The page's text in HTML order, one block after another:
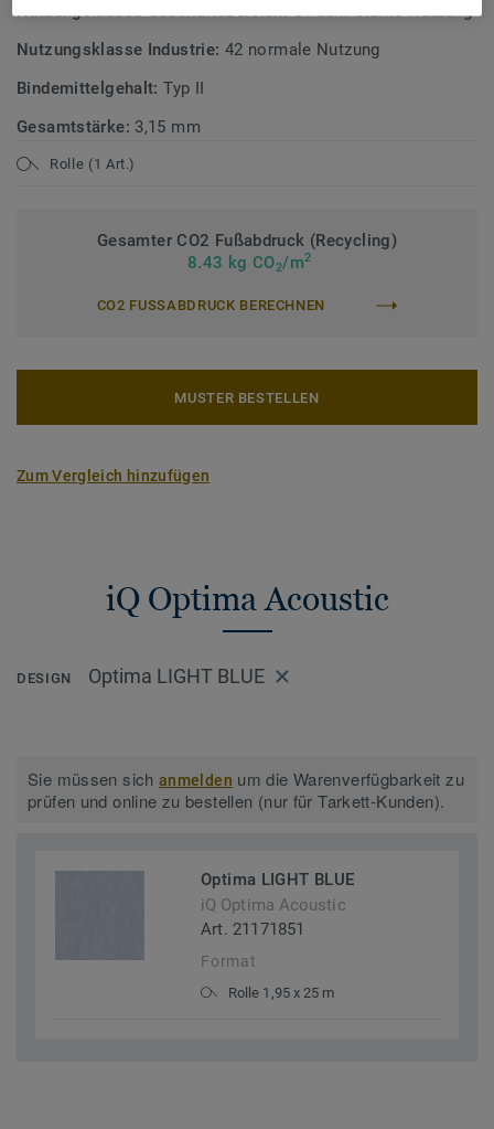
Nutzungsklasse Geschäftsbereich:34 sehr starke Nutzung
Nutzungsklasse Industrie: 42 normale Nutzung
Bindemittelgehalt:Typ II
Gesamtstärke: 3,15 mm
Rolle (1 Art.)
Gesamter CO2 Fußabdruck (Recycling)
8.43 kg CO2/m2
CO2 FUSSABDRUCK BERECHNEN
MUSTER BESTELLEN
Zum Vergleich hinzufügen
iQ Optima Acoustic
DESIGN Optima LIGHT BLUE
Sie müssen sichanmelden um die Warenverfügbarkeit zu
prüfen und online zu bestellen (nur für Tarkett-Kunden).
Optima LIGHT BLUE
iQ Optima Acoustic
Art. 21171851
Format
Rolle 1,95 x 25 m